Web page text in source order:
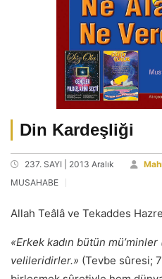
Din Kardeşliği
237. SAYI | 2013 Aralık
MUSAHABE
Allah Teâlâ ve Tekaddes
«Erkek kadın bütün
velileridirler.» (Tevbe sûresi;